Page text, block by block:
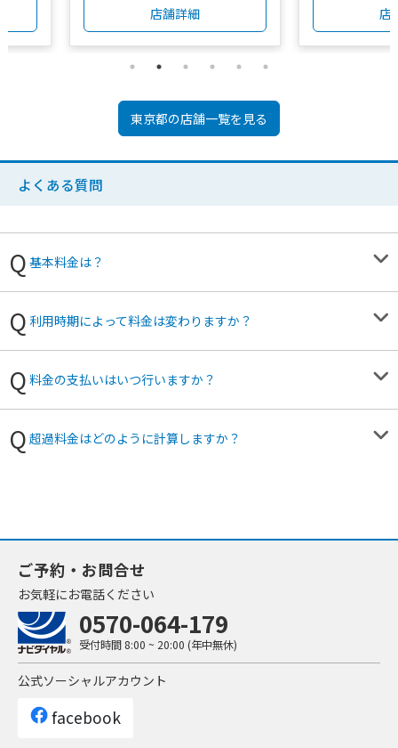
店舗詳細 店
東京都の店舗一覧を見る
よくある質問
基本料金は？
利用時期によって料金は変わりますか？
料金の支払いはいつ行いますか？
超過料金はどのように計算しますか？
ご予約・お問合せ
お気軽にお電話ください
0570-064-179
受付時間 8:00 ~ 20:00 (年中無休)
公式ソーシャルアカウント
facebook